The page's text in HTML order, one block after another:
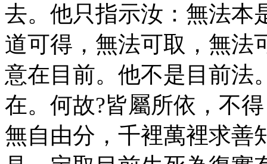
去。他只指示汝：無法本
道可得，無法可取，無法
意在目前。他不是目前法
在。何故?皆屬所依，不
無自由分，千裡萬裡求善